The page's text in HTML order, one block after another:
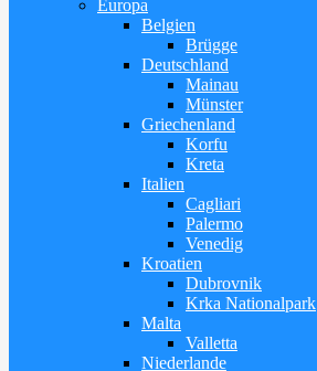
Europa
Belgien
Brügge
Deutschland
Mainau
Münster
Griechenland
Korfu
Kreta
Italien
Cagliari
Palermo
Venedig
Kroatien
Dubrovnik
Krka Nationalpark
Malta
Valletta
Niederlande